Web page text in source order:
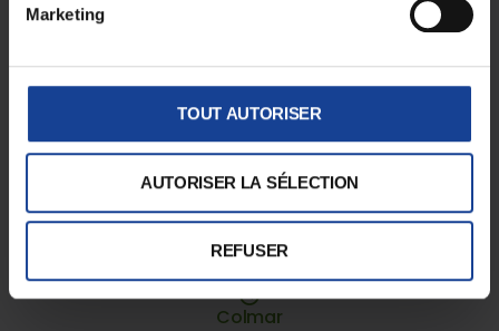
Marketing
TOUT AUTORISER
AUTORISER LA SÉLECTION
REFUSER
pourécouter
aider les adolescente.es et
Mulhouse
Lun 13h ‣ 18h
Mar 9h ‣ 12h / 13h ‣ 18h
Mer 8h ‣ 12h / 13h ‣ 18h
Jeu 8h ‣ 12h / 13h ‣ 17h
Ven 9h ‣ 12h / 12h30 ‣ 16h
Colmar